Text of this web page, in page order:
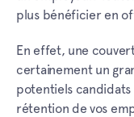
plus bénéficier en
En effet, une
certainement un
potentiels
rétention de vos